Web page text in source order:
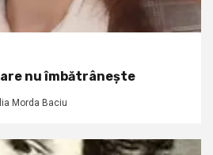
nu îmbătrânește
Morda Baciu